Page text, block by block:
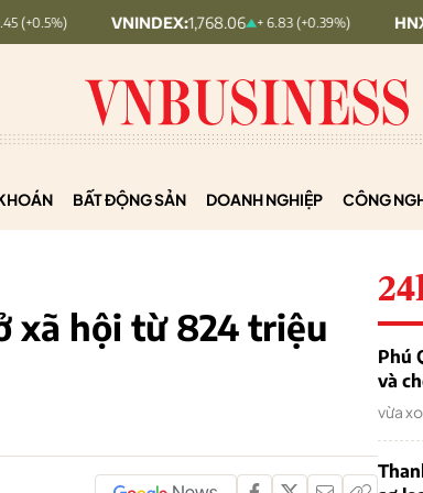
VNINDEX: 1,768.06 + 6.83 (+0.39%) HNX30: 455.12
BẤT ĐỘNG SẢN DOANH NGHIỆP CÔNG
xã hội từ 824 triệu
Phú
và
vừa